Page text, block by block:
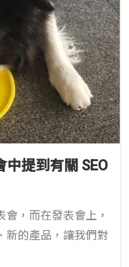
提到有關 SEO
，而在發表會上，
新的產品，讓我們對